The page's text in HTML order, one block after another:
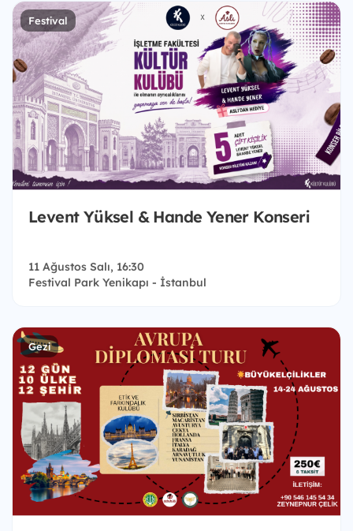
Festival
Levent Yüksel & Hande Yener Konseri
11 Ağustos Salı, 16:30
Festival Park Yenikapı - İstanbul
Gezi